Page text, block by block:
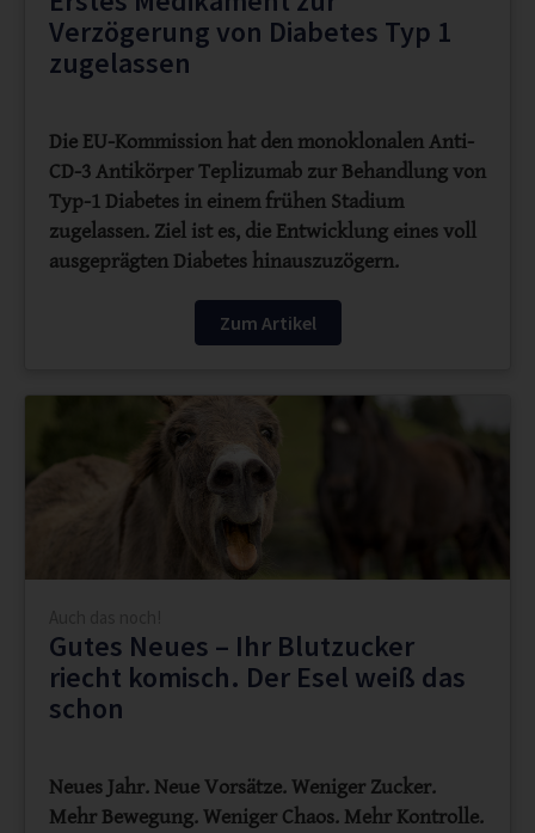
Verzögerung von Diabetes Typ 1
zugelassen
Die EU-Kommission hat den monoklonalen Anti-
CD-3 Antikörper Teplizumab zur Behandlung von
Typ-1 Diabetes in einem frühen Stadium
zugelassen. Ziel ist es, die Entwicklung eines voll
ausgeprägten Diabetes hinauszuzögern.
Zum Artikel
Gutes Neues – Ihr Blutzucker
riecht komisch. Der Esel weiß das
schon
Neues Jahr. Neue Vorsätze. Weniger Zucker.
Mehr Bewegung. Weniger Chaos. Mehr Kontrolle.